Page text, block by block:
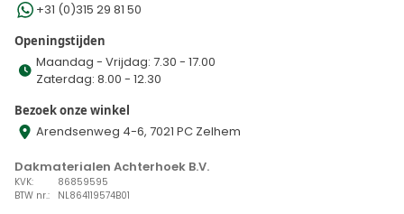
+31 (0)315 29 81 50
Openingstijden
Maandag - Vrijdag: 7.30 - 17.00
Zaterdag: 8.00 - 12.30
Bezoek onze winkel
Arendsenweg 4-6, 7021 PC Zelhem
Dakmaterialen Achterhoek B.V.
KVK:
86859595
BTW nr.:
NL864119574B01